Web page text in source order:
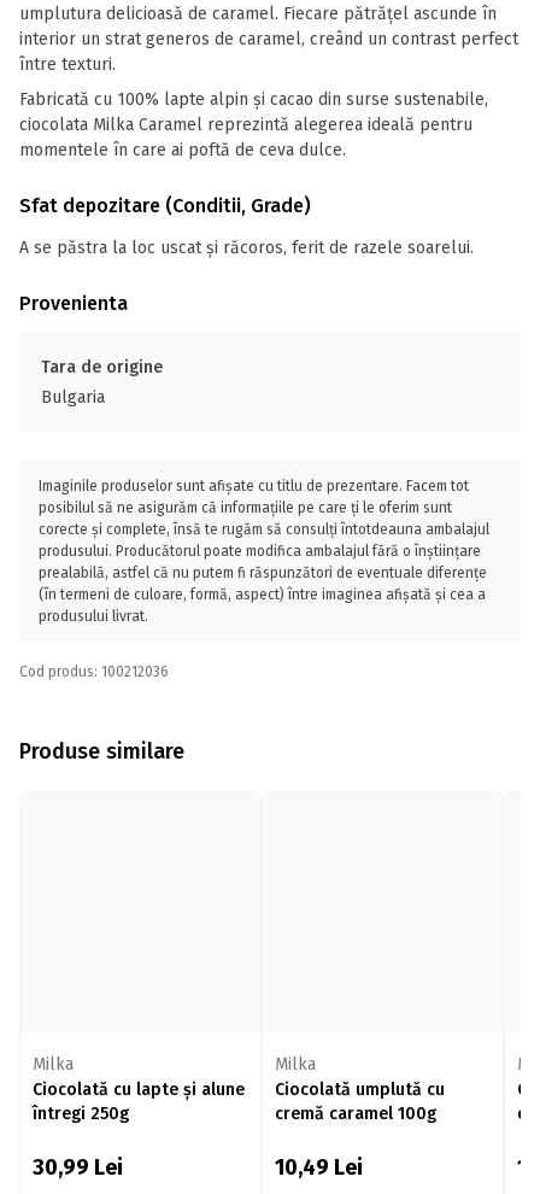
umplutura delicioasă de caramel. Fiecare pătrățel ascunde în
interior un strat generos de caramel, creând un contrast perfect
între texturi.
Fabricată cu 100% lapte alpin și cacao din surse sustenabile,
ciocolata Milka Caramel reprezintă alegerea ideală pentru
momentele în care ai poftă de ceva dulce.
Sfat depozitare (Conditii, Grade)
A se păstra la loc uscat și răcoros, ferit de razele soarelui.
Provenienta
Tara de origine
Bulgaria
Imaginile produselor sunt afișate cu titlu de prezentare. Facem tot
posibilul să ne asigurăm că informațiile pe care ți le oferim sunt
corecte și complete, însă te rugăm să consulți întotdeauna ambalajul
produsului. Producătorul poate modifica ambalajul fără o înștiințare
prealabilă, astfel că nu putem fi răspunzători de eventuale diferențe
(în termeni de culoare, formă, aspect) între imaginea afișată și cea a
produsului livrat.
Cod produs: 100212036
Produse similare
Milka
Ciocolată cu lapte și alune
întregi 250g
30,99 Lei
Milka
Ciocolată umplută cu
cremă caramel 100g
10,49 Lei